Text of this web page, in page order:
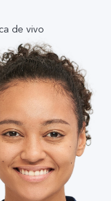
de vivo